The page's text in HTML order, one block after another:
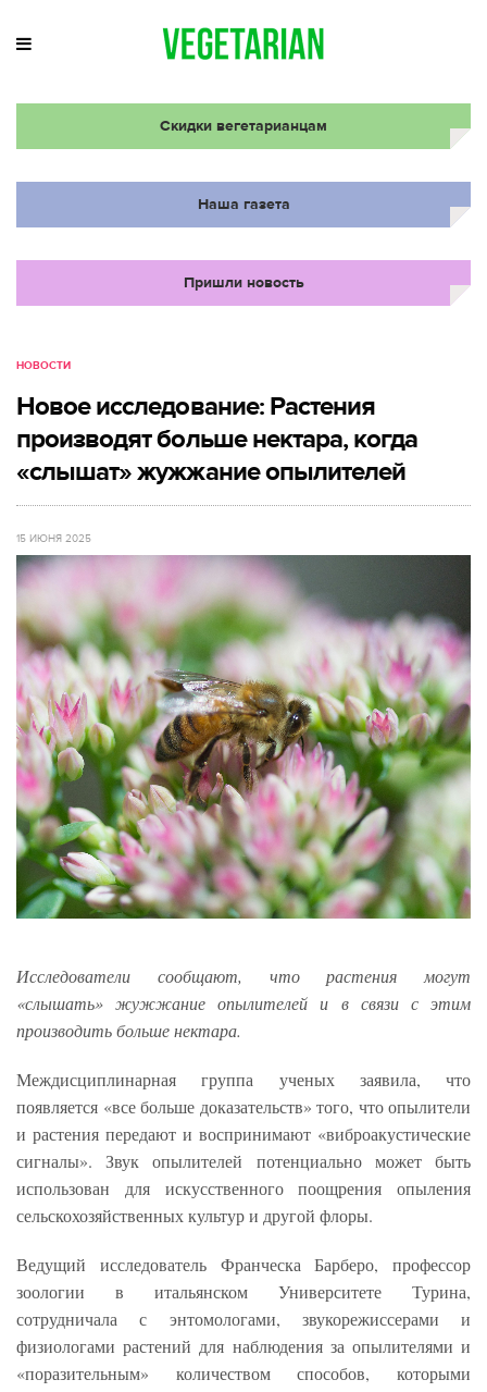
Скидки вегетарианцам
Наша газета
Пришли новость
НОВОСТИ
Новое исследование: Растения
производят больше нектара, когда
«слышат» жужжание опылителей
15 ИЮНЯ 2025
Исследователи сообщают, что растения могут
«слышать» жужжание опылителей и в связи с этим
производить больше нектара.
Междисциплинарная группа ученых заявила, что
появляется «все больше доказательств» того, что опылители
и растения передают и воспринимают «виброакустические
сигналы». Звук опылителей потенциально может быть
использован для искусственного поощрения опыления
сельскохозяйственных культур и другой флоры.
Ведущий исследователь Франческа Барберо, профессор
зоологии в итальянском Университете Турина,
сотрудничала с энтомологами, звукорежиссерами и
физиологами растений для наблюдения за опылителями и
«поразительным» количеством способов, которыми